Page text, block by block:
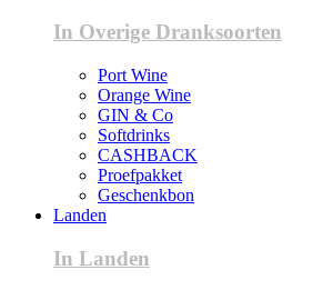
In Overige Dranksoorten
Port Wine
Orange Wine
GIN & Co
Softdrinks
CASHBACK
Proefpakket
Geschenkbon
Landen
In Landen